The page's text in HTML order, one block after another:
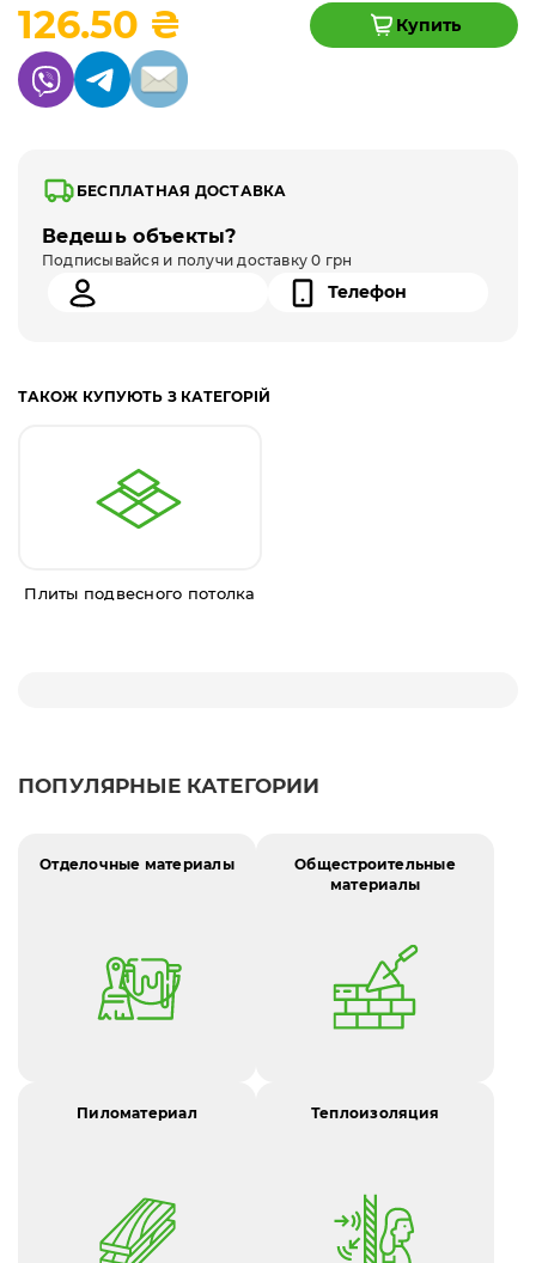
126.50 ₴ Купить
БЕСПЛАТНАЯ ДОСТАВКА
Ведешь объекты?
Подписывайся и получи доставку 0 грн
ТАКОЖ КУПУЮТЬ З КАТЕГОРІЙ
Плиты подвесного потолка
ПОПУЛЯРНЫЕ КАТЕГОРИИ
Отделочные материалы
Общестроительные
материалы
Пиломатериал Теплоизоляция